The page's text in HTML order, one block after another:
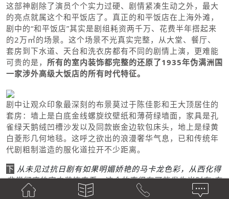
这部神剧除了演员个个实力过硬、剧情紧凑生动之外，最大
的亮点就属这个和平饭店了。真正的和平饭店在上海外滩，
剧中的“和平饭店”其实是剧组耗资两千万、花费半年搭起来
的2万㎡的场景。这个场景不光真实完整，从大堂、餐厅、
套房到下水道、天台和洗衣房都有不同的剧情上演，更难能
可贵的是， 所有的室内装饰都完整的还原了1935年伪满洲国
一家涉外高级大饭店的所有时代特征。
剧中让观众印象最深刻的布景莫过于陈佳影和王大顶居住的
套房：墙上是白底金线螺旋纹壁纸和薄荷绿墙面，家具是孔
雀绿天鹅绒凹槽沙发以及同款嵌金边软包床头，地上是绿黄
白菱形几何地毯。这呼之欲出的浪漫奢华气息，已和传统年
代剧粗制滥造的服化道拉开不少距离。
下 从未见过抗日剧有如果明媚娇艳的马卡龙色彩，从西化得
非常彻底的室内装饰来看，这个故事很有可能发生当时有“东
方小巴黎”之称的哈尔滨